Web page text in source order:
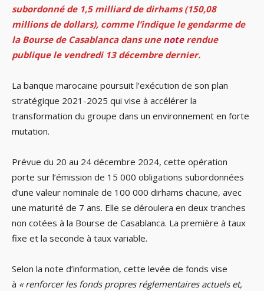
subordonné de 1,5 milliard de dirhams (150,08
millions de dollars), comme l’indique le gendarme de
la Bourse de Casablanca dans une noterendue
publique le vendredi 13 décembre dernier.
La banque marocaine poursuit l’exécution de son plan
stratégique 2021-2025 qui vise à accélérer la
transformation du groupe dans un environnement en forte
mutation.
Prévue du 20 au 24 décembre 2024, cette opération
porte sur l’émission de 15 000 obligations subordonnées
d’une valeur nominale de 100 000 dirhams chacune, avec
une maturité de 7 ans. Elle se déroulera en deux tranches
non cotées à la Bourse de Casablanca. La première à taux
fixe et la seconde à taux variable.
Selon la note d’information, cette levée de fonds vise
à « renforcer les fonds propres réglementaires actuels et,